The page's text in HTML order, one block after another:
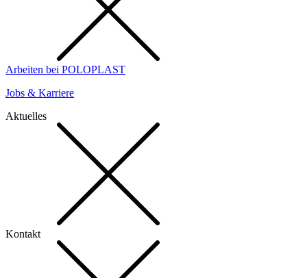
Arbeiten bei POLOPLAST
Jobs & Karriere
Aktuelles
Kontakt